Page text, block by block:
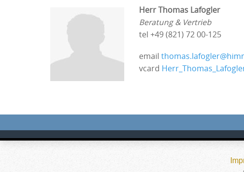
Herr Thomas Lafogler
Beratung & Vertrieb
tel +49 (821) 72 00-125
email
vcard